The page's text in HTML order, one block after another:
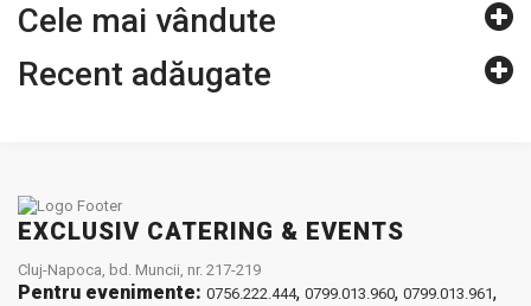
Cele mai vândute
Recent adăugate
EXCLUSIV CATERING & EVENTS
Cluj-Napoca, bd. Muncii, nr. 217-219
Pentru evenimente: 0756.222.444, 0799.013.960, 0799.013.961,